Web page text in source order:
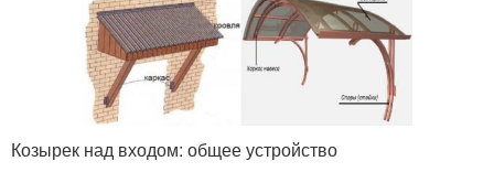
Козырек над входом: общее устройство